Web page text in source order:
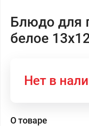
Блюдо для
белое
Нет в
О товаре